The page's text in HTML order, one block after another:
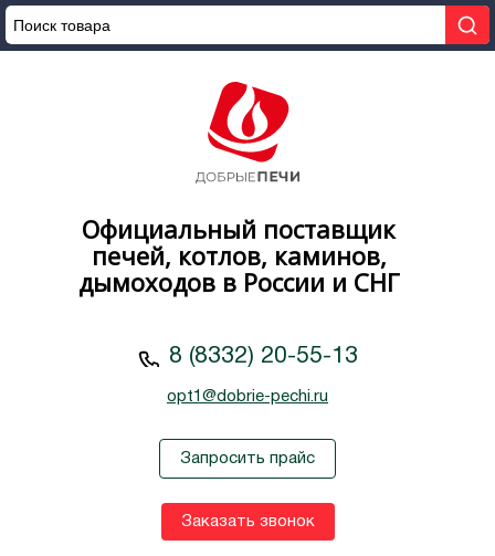
Официальный поставщик
печей, котлов, каминов,
дымоходов в России и СНГ
8 (8332) 20-55-13
opt1@dobrie-pechi.ru
Запросить прайс
Заказать звонок